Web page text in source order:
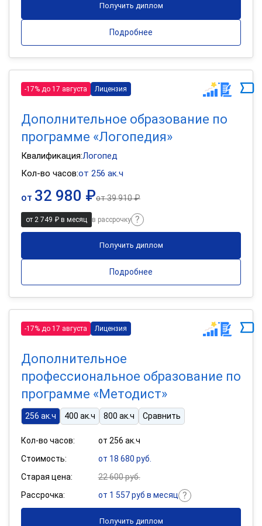
Получить диплом
Подробнее
-17% до 17 августа Лицензия
Дополнительное образование по
программе «Логопедия»
Квалификация:Логопед
Кол-во часов:от 256 ак.ч
от 32 980 ₽от39 910 ₽
от 2 749 ₽ в месяц в рассрочку
Получить диплом
Подробнее
-17% до 17 августа Лицензия
Дополнительное
профессиональное образование по
программе «Методист»
256 ак.ч 400 ак.ч 800 ак.ч Сравнить
Кол-во часов:
от 256 ак.ч
Стоимость:
от 18 680 руб.
Старая цена:
22 600 руб.
Рассрочка:
от 1 557 руб в месяц
Получить диплом